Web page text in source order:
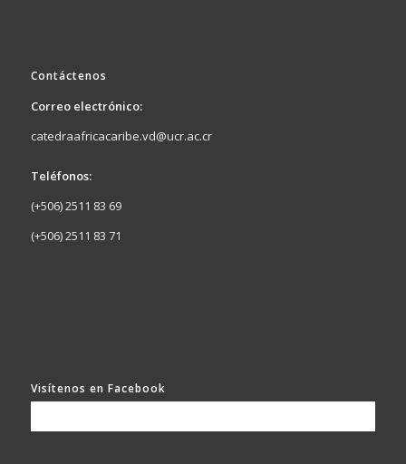
Contáctenos
Correo electrónico:
catedraafricacaribe.vd@ucr.ac.cr
Teléfonos:
(+506) 2511 83 69
(+506) 2511 83 71
Visítenos en Facebook